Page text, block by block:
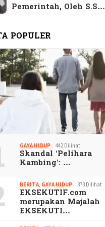
Pemerintah, Oleh S.S…
POPULER
GAYA HIDUP 442 Dilihat
Skandal ‘Pelihara
Kambing’: …
BERITA, GAYA HIDUP 373 Dilihat
EKSEKUTIF.com
merupakan Majalah
EKSEKUTI…